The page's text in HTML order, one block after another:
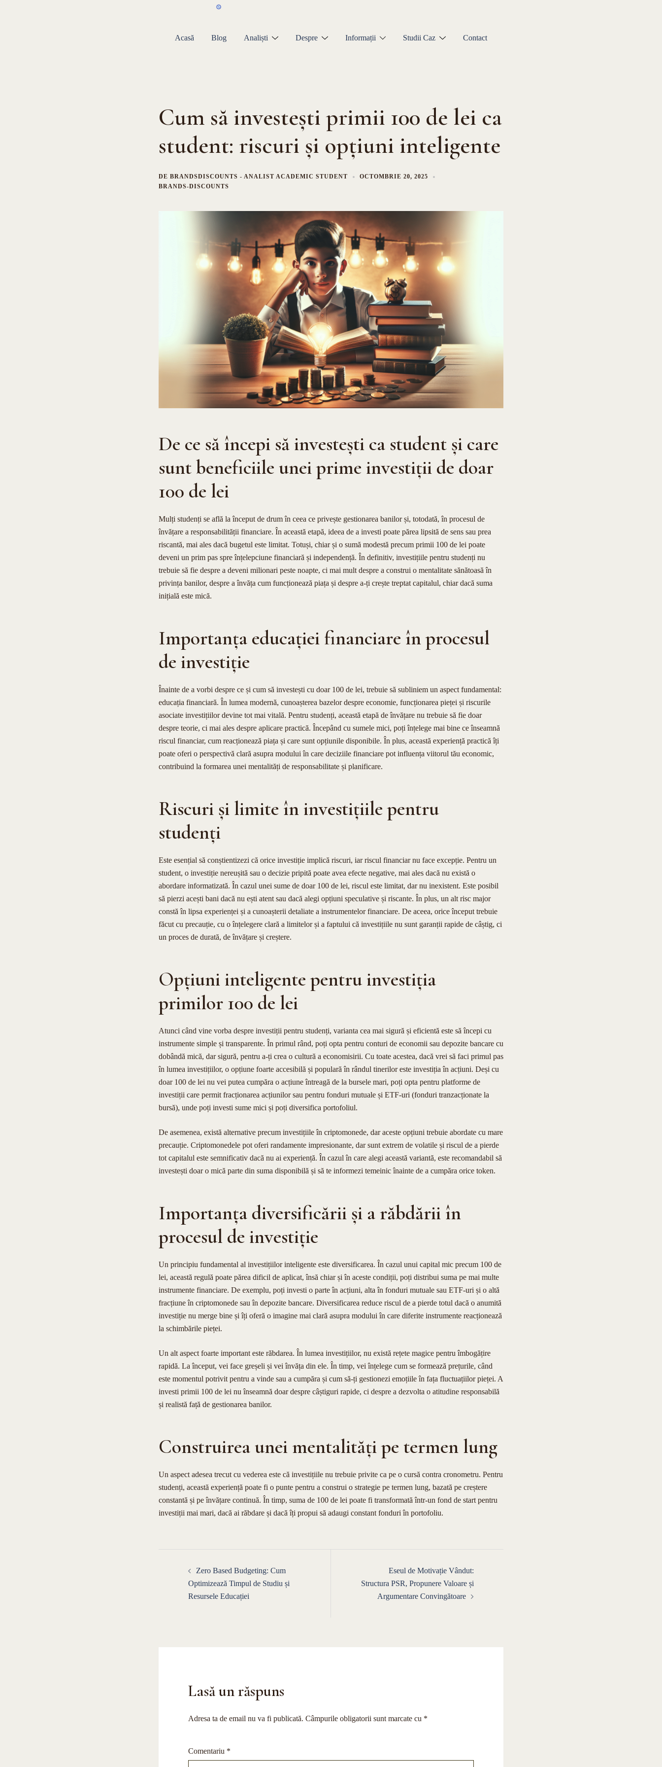
Acasă Blog Analiști Despre Informații Studii Caz Contact
Cum să investești primii 100 de lei ca
student: riscuri și opțiuni inteligente
DE BRANDSDISCOUNTS - ANALIST ACADEMIC STUDENT
OCTOMBRIE 20, 2025
BRANDS-DISCOUNTS
De ce să începi să investești ca student și care
sunt beneficiile unei prime investiții de doar
100 de lei
Mulți studenți se află la început de drum în ceea ce privește gestionarea banilor și, totodată, în procesul de
învățare a responsabilității financiare. În această etapă, ideea de a investi poate părea lipsită de sens sau prea
riscantă, mai ales dacă bugetul este limitat. Totuși, chiar și o sumă modestă precum primii 100 de lei poate
deveni un prim pas spre înțelepciune financiară și independență. În definitiv, investițiile pentru studenți nu
trebuie să fie despre a deveni milionari peste noapte, ci mai mult despre a construi o mentalitate sănătoasă în
privința banilor, despre a învăța cum funcționează piața și despre a-ți crește treptat capitalul, chiar dacă suma
inițială este mică.
Importanța educației financiare în procesul
de investiție
Înainte de a vorbi despre ce și cum să investești cu doar 100 de lei, trebuie să subliniem un aspect fundamental:
educația financiară. În lumea modernă, cunoașterea bazelor despre economie, funcționarea pieței și riscurile
asociate investițiilor devine tot mai vitală. Pentru studenți, această etapă de învățare nu trebuie să fie doar
despre teorie, ci mai ales despre aplicare practică. Începând cu sumele mici, poți înțelege mai bine ce înseamnă
riscul financiar, cum reacționează piața și care sunt opțiunile disponibile. În plus, această experiență practică îți
poate oferi o perspectivă clară asupra modului în care deciziile financiare pot influența viitorul tău economic,
contribuind la formarea unei mentalități de responsabilitate și planificare.
Riscuri și limite în investițiile pentru
studenți
Este esențial să conștientizezi că orice investiție implică riscuri, iar riscul financiar nu face excepție. Pentru un
student, o investiție nereușită sau o decizie pripită poate avea efecte negative, mai ales dacă nu există o
abordare informatizată. În cazul unei sume de doar 100 de lei, riscul este limitat, dar nu inexistent. Este posibil
să pierzi acești bani dacă nu ești atent sau dacă alegi opțiuni speculative și riscante. În plus, un alt risc major
constă în lipsa experienței și a cunoașterii detaliate a instrumentelor financiare. De aceea, orice început trebuie
făcut cu precauție, cu o înțelegere clară a limitelor și a faptului că investițiile nu sunt garanții rapide de câștig, ci
un proces de durată, de învățare și creștere.
Opțiuni inteligente pentru investiția
primilor 100 de lei
Atunci când vine vorba despre investiții pentru studenți, varianta cea mai sigură și eficientă este să începi cu
instrumente simple și transparente. În primul rând, poți opta pentru conturi de economii sau depozite bancare cu
dobândă mică, dar sigură, pentru a-ți crea o cultură a economisirii. Cu toate acestea, dacă vrei să faci primul pas
în lumea investițiilor, o opțiune foarte accesibilă și populară în rândul tinerilor este investiția în acțiuni. Deși cu
doar 100 de lei nu vei putea cumpăra o acțiune întreagă de la bursele mari, poți opta pentru platforme de
investiții care permit fracționarea acțiunilor sau pentru fonduri mutuale și ETF-uri (fonduri tranzacționate la
bursă), unde poți investi sume mici și poți diversifica portofoliul.
De asemenea, există alternative precum investițiile în criptomonede, dar aceste opțiuni trebuie abordate cu mare
precauție. Criptomonedele pot oferi randamente impresionante, dar sunt extrem de volatile și riscul de a pierde
tot capitalul este semnificativ dacă nu ai experiență. În cazul în care alegi această variantă, este recomandabil să
investești doar o mică parte din suma disponibilă și să te informezi temeinic înainte de a cumpăra orice token.
Importanța diversificării și a răbdării în
procesul de investiție
Un principiu fundamental al investițiilor inteligente este diversificarea. În cazul unui capital mic precum 100 de
lei, această regulă poate părea dificil de aplicat, însă chiar și în aceste condiții, poți distribui suma pe mai multe
instrumente financiare. De exemplu, poți investi o parte în acțiuni, alta în fonduri mutuale sau ETF-uri și o altă
fracțiune în criptomonede sau în depozite bancare. Diversificarea reduce riscul de a pierde totul dacă o anumită
investiție nu merge bine și îți oferă o imagine mai clară asupra modului în care diferite instrumente reacționează
la schimbările pieței.
Un alt aspect foarte important este răbdarea. În lumea investițiilor, nu există rețete magice pentru îmbogățire
rapidă. La început, vei face greșeli și vei învăța din ele. În timp, vei înțelege cum se formează prețurile, când
este momentul potrivit pentru a vinde sau a cumpăra și cum să-ți gestionezi emoțiile în fața fluctuațiilor pieței. A
investi primii 100 de lei nu înseamnă doar despre câștiguri rapide, ci despre a dezvolta o atitudine responsabilă
și realistă față de gestionarea banilor.
Construirea unei mentalități pe termen lung
Un aspect adesea trecut cu vederea este că investițiile nu trebuie privite ca pe o cursă contra cronometru. Pentru
studenți, această experiență poate fi o punte pentru a construi o strategie pe termen lung, bazată pe creștere
constantă și pe învățare continuă. În timp, suma de 100 de lei poate fi transformată într-un fond de start pentru
investiții mai mari, dacă ai răbdare și dacă îți propui să adaugi constant fonduri în portofoliu.
Zero Based Budgeting: Cum
Optimizează Timpul de Studiu și
Resursele Educației
Eseul de Motivație Vândut:
Structura PSR, Propunere Valoare și
Argumentare Convingătoare
Lasă un răspuns
Adresa ta de email nu va fi publicată. Câmpurile obligatorii sunt marcate cu *
Comentariu *